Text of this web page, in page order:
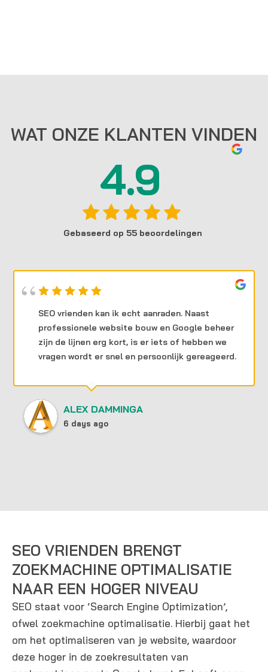
WAT ONZE KLANTEN VINDEN
4.9
Gebaseerd op 55 beoordelingen
SEO vrienden kan ik echt aanraden. Naast
professionele website bouw en Google beheer
zijn de lijnen erg kort, is er iets of hebben we
vragen wordt er snel en persoonlijk gereageerd.
ALEX DAMMINGA
6 days ago
SEO VRIENDEN BRENGT
ZOEKMACHINE OPTIMALISATIE
NAAR EEN HOGER NIVEAU
SEO staat voor ‘Search Engine Optimization’,
ofwel zoekmachine optimalisatie. Hierbij gaat het
om het optimaliseren van je website, waardoor
deze hoger in de zoekresultaten van